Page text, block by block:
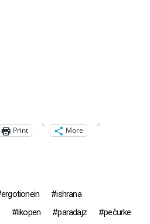
Print More
ergotionein
ishrana
likopen paradajz
pečurke